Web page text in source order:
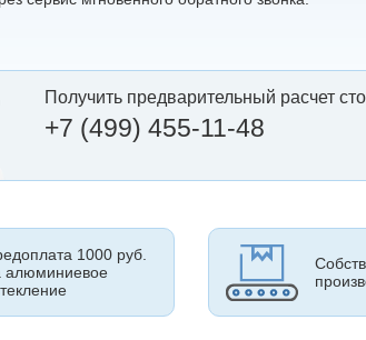
Получить предварительный расчет
+7 (499) 455-11-48
1000 руб.
алюминиевое